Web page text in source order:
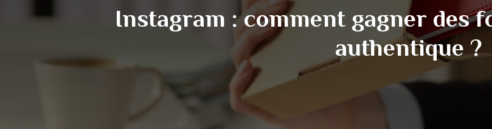
Instagram : comment gagner des
authentique ?